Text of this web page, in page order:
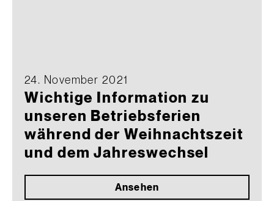
24. November 2021
Wichtige Information zu
unseren Betriebsferien
während der Weihnachtszeit
und dem Jahreswechsel
Ansehen